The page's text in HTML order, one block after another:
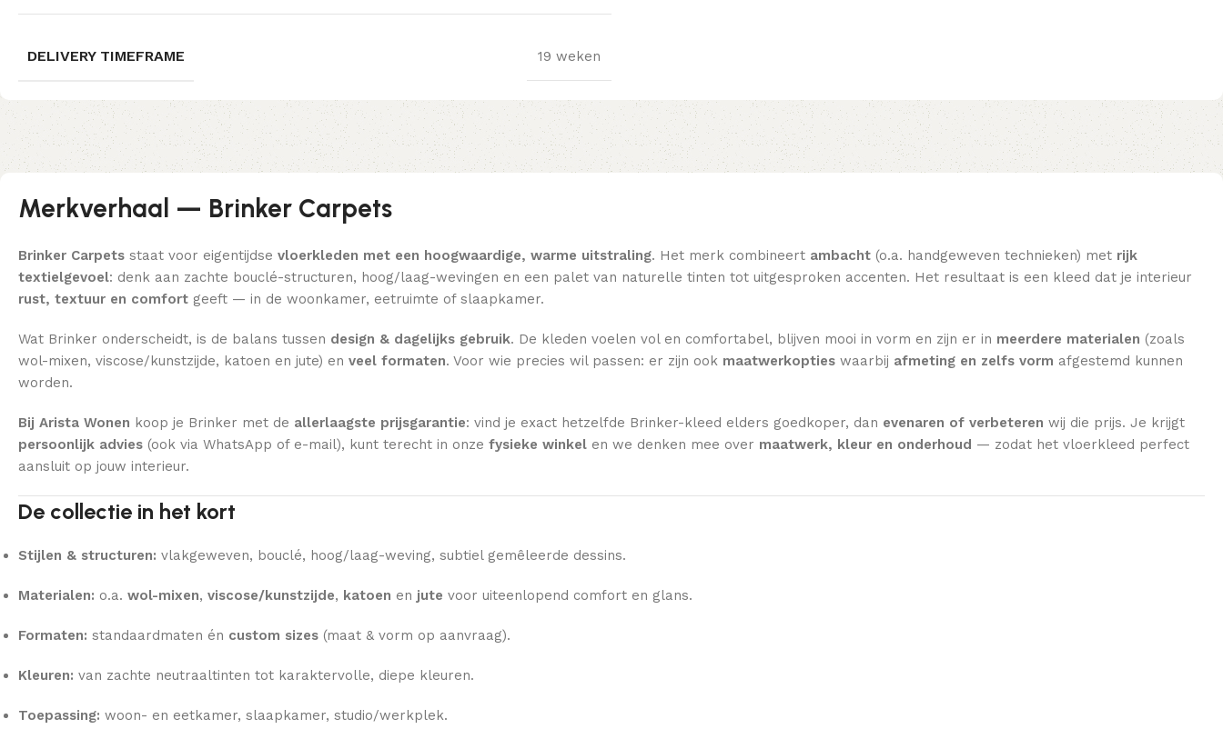
DELIVERY TIMEFRAME 19 weken
Merkverhaal — Brinker Carpets
Brinker Carpets staat voor eigentijdse vloerkleden met een hoogwaardige, warme uitstraling. Het merk combineert ambacht (o.a. handgeweven technieken) met rijk
textielgevoel: denk aan zachte bouclé-structuren, hoog/laag-wevingen en een palet van naturelle tinten tot uitgesproken accenten. Het resultaat is een kleed dat je interieur
rust, textuur en comfort geeft — in de woonkamer, eetruimte of slaapkamer.
Wat Brinker onderscheidt, is de balans tussen design & dagelijks gebruik. De kleden voelen vol en comfortabel, blijven mooi in vorm en zijn er in meerdere materialen (zoals
wol-mixen, viscose/kunstzijde, katoen en jute) en veel formaten. Voor wie precies wil passen: er zijn ook maatwerkopties waarbij afmeting en zelfs vorm afgestemd kunnen
worden.
Bij Arista Wonen koop je Brinker met de allerlaagste prijsgarantie: vind je exact hetzelfde Brinker-kleed elders goedkoper, dan evenaren of verbeteren wij die prijs. Je krijgt
persoonlijk advies (ook via WhatsApp of e-mail), kunt terecht in onze fysieke winkel en we denken mee over maatwerk, kleur en onderhoud — zodat het vloerkleed perfect
aansluit op jouw interieur.
De collectie in het kort
Stijlen & structuren: vlakgeweven, bouclé, hoog/laag-weving, subtiel gemêleerde dessins.
Materialen: o.a. wol-mixen, viscose/kunstzijde, katoen en jute voor uiteenlopend comfort en glans.
Formaten: standaardmaten én custom sizes (maat & vorm op aanvraag).
Kleuren: van zachte neutraaltinten tot karaktervolle, diepe kleuren.
Toepassing: woon- en eetkamer, slaapkamer, studio/werkplek.